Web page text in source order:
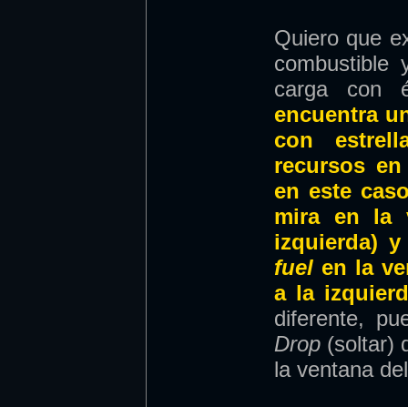
Quiero que
combustible
carga
encuentra
con
recursos
en este
mira en la
izquierda)
fuel en la
a la
diferente,
Drop (soltar)
la ventana